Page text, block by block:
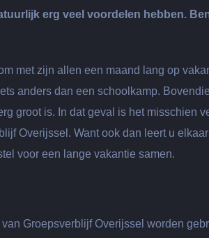
erg veel voordelen hebben.
met zijn allen een maand lang op
anders dan een schoolkamp.
groot is. In dat geval is het misschien
Overijssel. Want ook dan leert u
voor een lange vakantie samen.
Groepsverblijf Overijssel worden